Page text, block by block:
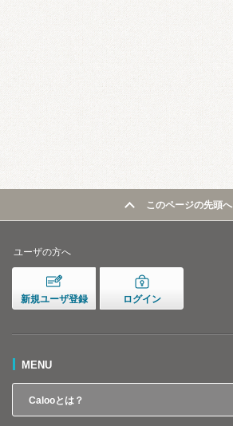
このページの先頭へ
ユーザの方へ
新規ユーザ登録 ログイン
MENU
Calooとは？